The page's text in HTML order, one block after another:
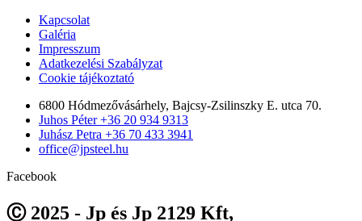
Kapcsolat
Galéria
Impresszum
Adatkezelési Szabályzat
Cookie tájékoztató
6800 Hódmezővásárhely, Bajcsy-Zsilinszky E. utca 70.
Juhos Péter +36 20 934 9313
Juhász Petra +36 70 433 3941
office@jpsteel.hu
Facebook
Ⓒ 2025 - Jp és Jp 2129 Kft,